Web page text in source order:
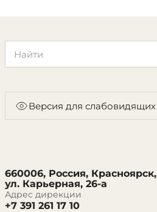
Версия для слабовидящих
660006, Россия, Красноярск,
ул. Карьерная, 26-а
Адрес дирекции
+7 391 261 17 10